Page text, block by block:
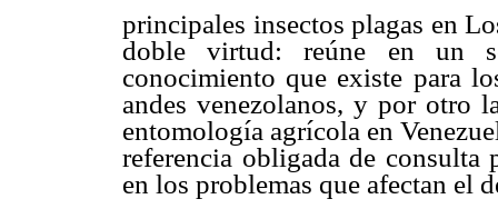
principales insectos plagas en
doble virtud: reúne en un
conocimiento que existe para
andes venezolanos, y por otro
entomología agrícola en
referencia obligada de consulta
en los problemas que afectan el